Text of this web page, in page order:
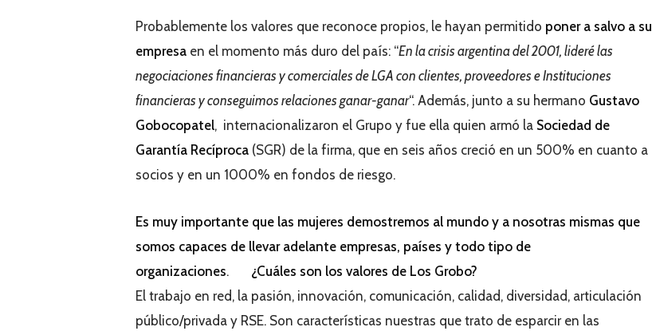
Probablemente los valores que reconoce propios, le hayan permitido poner a salvo a su
empresa en el momento más duro del país: “En la crisis argentina del 2001, lideré las
negociaciones financieras y comerciales de LGA con clientes, proveedores e Instituciones
financieras y conseguimos relaciones ganar-ganar“. Además, junto a su hermano Gustavo
Gobocopatel, internacionalizaron el Grupo y fue ella quien armó la Sociedad de
Garantía Recíproca (SGR) de la firma, que en seis años creció en un 500% en cuanto a
socios y en un 1000% en fondos de riesgo.
Es muy importante que las mujeres demostremos al mundo y a nosotras mismas que
somos capaces de llevar adelante empresas, países y todo tipo de
organizaciones. ¿Cuáles son los valores de Los Grobo?
El trabajo en red, la pasión, innovación, comunicación, calidad, diversidad, articulación
público/privada y RSE. Son características nuestras que trato de esparcir en las